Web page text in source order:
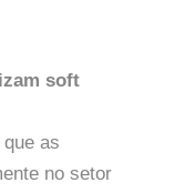
soft
as
no setor